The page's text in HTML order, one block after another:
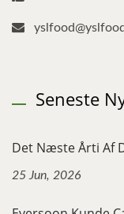
Seneste
Det Næste Årti Af
25 Jun, 2026